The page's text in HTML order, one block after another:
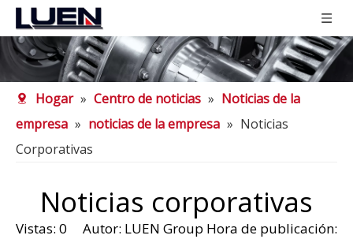
Hogar » Centro de noticias » Noticias de la
empresa » noticias de la empresa » Noticias
Corporativas
Noticias corporativas
Vistas: 0 Autor: LUEN Group Hora de publicación: